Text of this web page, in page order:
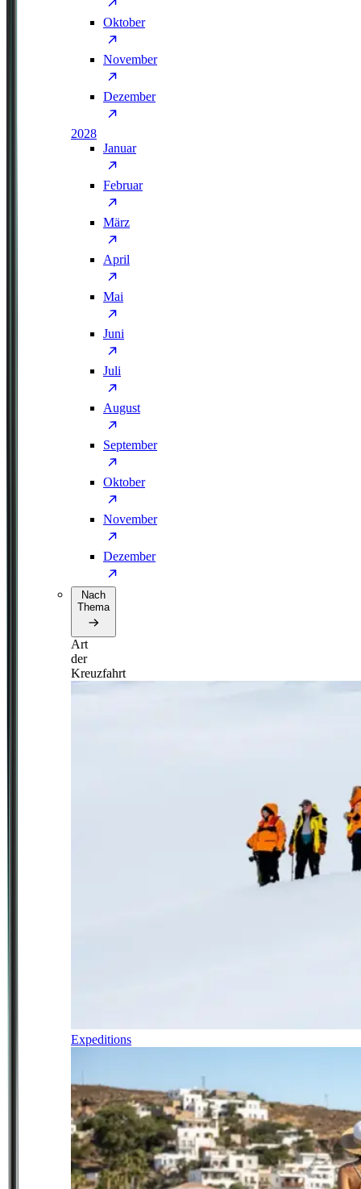
Oktober
November
Dezember
2028
Januar
Februar
März
April
Mai
Juni
Juli
August
September
Oktober
November
Dezember
Nach
Thema
Art
der
Kreuzfahrt
Expeditions